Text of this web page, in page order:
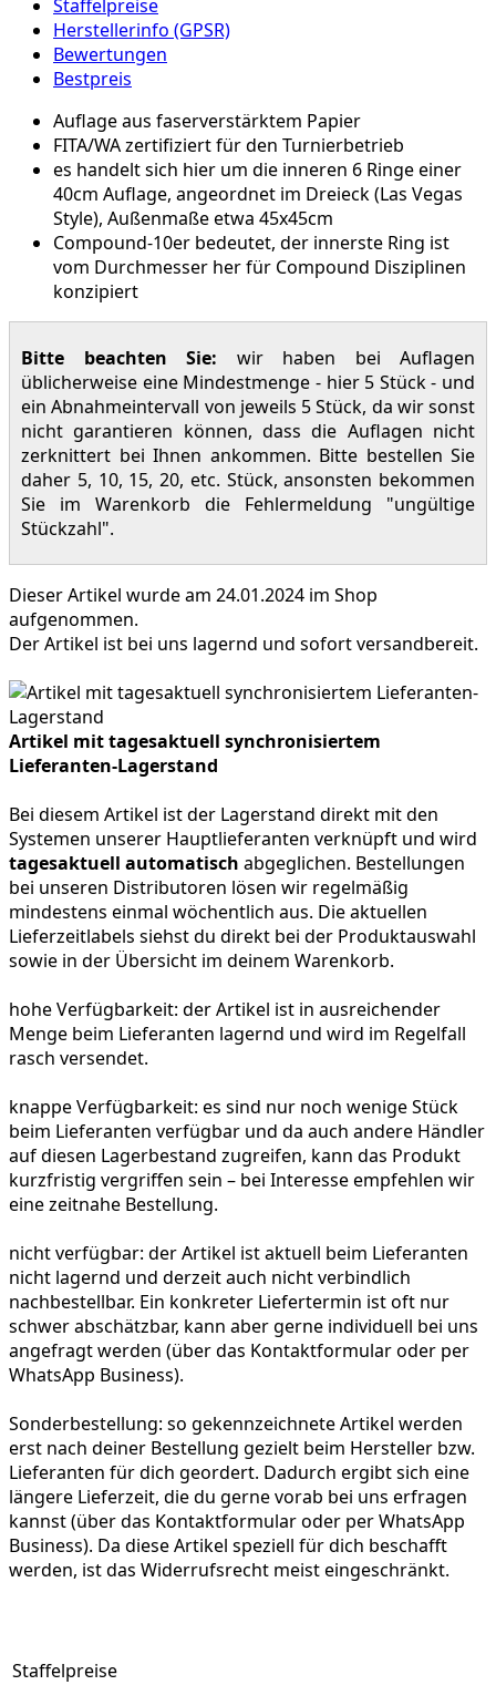
Staffelpreise
Herstellerinfo (GPSR)
Bewertungen
Bestpreis
Auflage aus faserverstärktem Papier
FITA/WA zertifiziert für den Turnierbetrieb
es handelt sich hier um die inneren 6 Ringe einer
40cm Auflage, angeordnet im Dreieck (Las Vegas
Style), Außenmaße etwa 45x45cm
Compound-10er bedeutet, der innerste Ring ist
vom Durchmesser her für Compound Disziplinen
konzipiert
Bitte beachten Sie: wir haben bei Auflagen
üblicherweise eine Mindestmenge - hier 5 Stück - und
ein Abnahmeintervall von jeweils 5 Stück, da wir sonst
nicht garantieren können, dass die Auflagen nicht
zerknittert bei Ihnen ankommen. Bitte bestellen Sie
daher 5, 10, 15, 20, etc. Stück, ansonsten bekommen
Sie im Warenkorb die Fehlermeldung "ungültige
Stückzahl".
Dieser Artikel wurde am 24.01.2024 im Shop
aufgenommen.
Der Artikel ist bei uns lagernd und sofort versandbereit.
Artikel mit tagesaktuell synchronisiertem
Lieferanten-Lagerstand
Bei diesem Artikel ist der Lagerstand direkt mit den
Systemen unserer Hauptlieferanten verknüpft und wird
tagesaktuell automatisch abgeglichen. Bestellungen
bei unseren Distributoren lösen wir regelmäßig
mindestens einmal wöchentlich aus. Die aktuellen
Lieferzeitlabels siehst du direkt bei der Produktauswahl
sowie in der Übersicht im deinem Warenkorb.
hohe Verfügbarkeit: der Artikel ist in ausreichender
Menge beim Lieferanten lagernd und wird im Regelfall
rasch versendet.
knappe Verfügbarkeit: es sind nur noch wenige Stück
beim Lieferanten verfügbar und da auch andere Händler
auf diesen Lagerbestand zugreifen, kann das Produkt
kurzfristig vergriffen sein – bei Interesse empfehlen wir
eine zeitnahe Bestellung.
nicht verfügbar: der Artikel ist aktuell beim Lieferanten
nicht lagernd und derzeit auch nicht verbindlich
nachbestellbar. Ein konkreter Liefertermin ist oft nur
schwer abschätzbar, kann aber gerne individuell bei uns
angefragt werden (über das Kontaktformular oder per
WhatsApp Business).
Sonderbestellung: so gekennzeichnete Artikel werden
erst nach deiner Bestellung gezielt beim Hersteller bzw.
Lieferanten für dich geordert. Dadurch ergibt sich eine
längere Lieferzeit, die du gerne vorab bei uns erfragen
kannst (über das Kontaktformular oder per WhatsApp
Business). Da diese Artikel speziell für dich beschafft
werden, ist das Widerrufsrecht meist eingeschränkt.
Staffelpreise